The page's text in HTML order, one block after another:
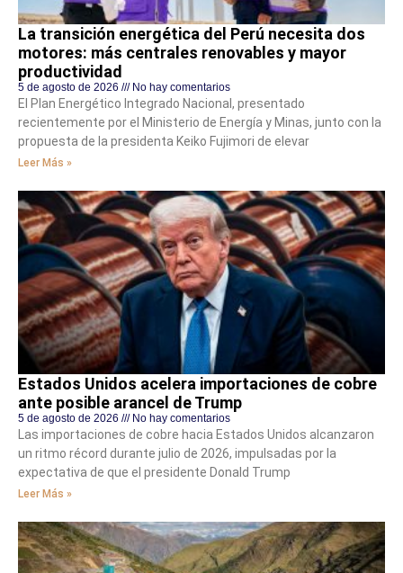
La transición energética del Perú necesita dos
motores: más centrales renovables y mayor
productividad
5 de agosto de 2026 No hay comentarios
El Plan Energético Integrado Nacional, presentado
recientemente por el Ministerio de Energía y Minas, junto con la
propuesta de la presidenta Keiko Fujimori de elevar
Leer Más »
Estados Unidos acelera importaciones de cobre
ante posible arancel de Trump
5 de agosto de 2026 No hay comentarios
Las importaciones de cobre hacia Estados Unidos alcanzaron
un ritmo récord durante julio de 2026, impulsadas por la
expectativa de que el presidente Donald Trump
Leer Más »